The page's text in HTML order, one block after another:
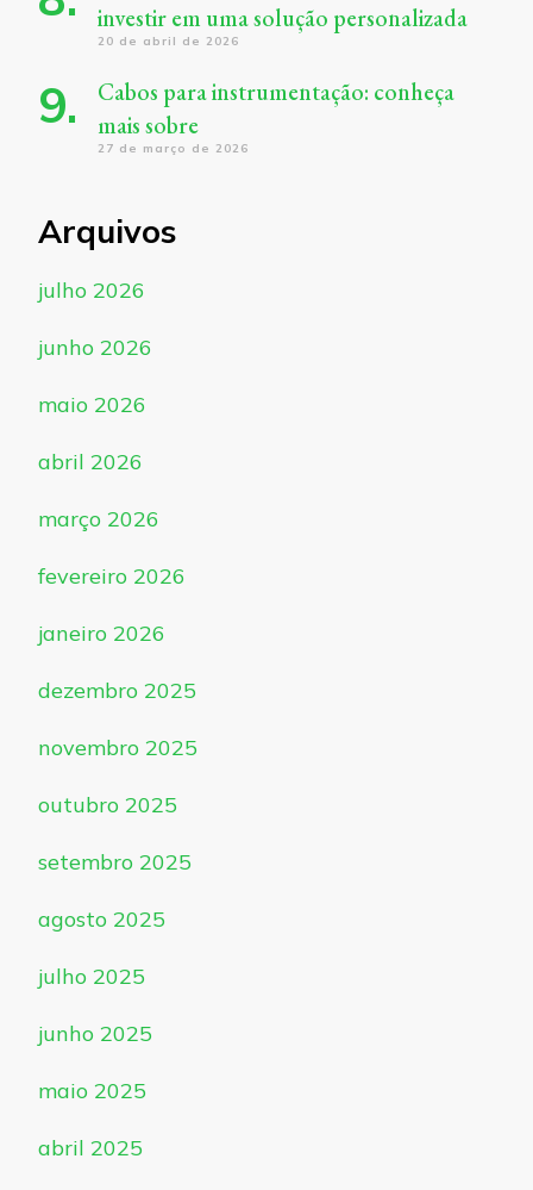
investir em uma solução personalizada
20 de abril de 2026
Cabos para instrumentação: conheça
mais sobre
27 de março de 2026
Arquivos
julho 2026
junho 2026
maio 2026
abril 2026
março 2026
fevereiro 2026
janeiro 2026
dezembro 2025
novembro 2025
outubro 2025
setembro 2025
agosto 2025
julho 2025
junho 2025
maio 2025
abril 2025